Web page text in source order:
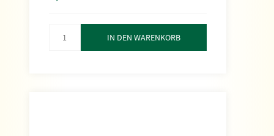
IN DEN WARENKORB